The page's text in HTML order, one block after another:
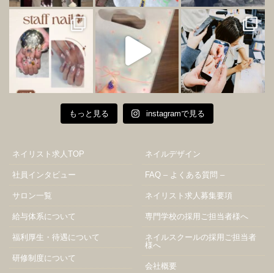
もっと見る instagramで見る
ネイリスト求人TOP
社員インタビュー
サロン一覧
給与体系について
福利厚生・待遇について
研修制度について
ネイルデザイン
FAQ – よくある質問 –
ネイリスト求人募集要項
専門学校の採用ご担当者様へ
ネイルスクールの採用ご担当者
様へ
会社概要